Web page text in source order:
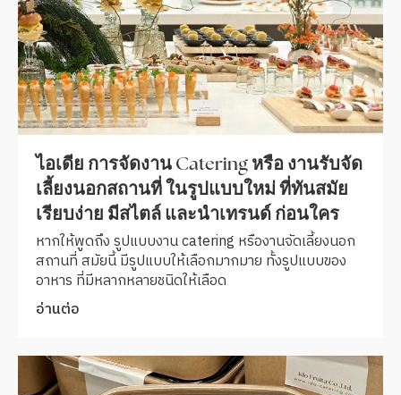
ไอเดีย การจัดงาน Catering หรือ งานรับจัด
เลี้ยงนอกสถานที่ ในรูปแบบใหม่ ที่ทันสมัย
เรียบง่าย มีสไตล์ และนำเทรนด์ ก่อนใคร
หากให้พูดถึง รูปแบบงาน catering หรืองานจัดเลี้ยงนอก
สถานที่ สมัยนี้ มีรูปแบบให้เลือกมากมาย ทั้งรูปแบบของ
อาหาร ที่มีหลากหลายชนิดให้เลือด
อ่านต่อ